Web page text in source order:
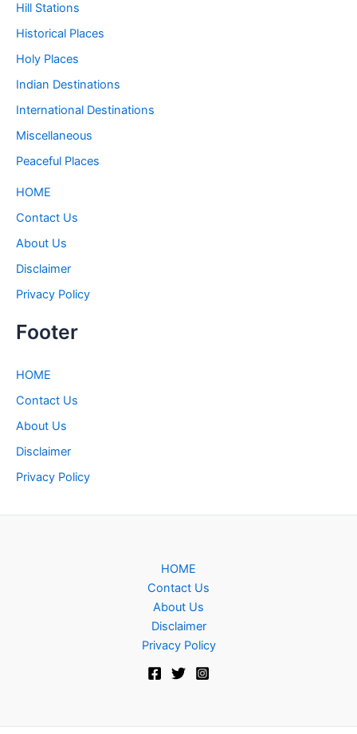
Hill Stations
Historical Places
Holy Places
Indian Destinations
International Destinations
Miscellaneous
Peaceful Places
HOME
Contact Us
About Us
Disclaimer
Privacy Policy
Footer
HOME
Contact Us
About Us
Disclaimer
Privacy Policy
HOME
Contact Us
About Us
Disclaimer
Privacy Policy